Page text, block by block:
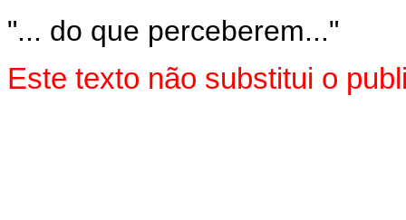
"... do que perceberem..."
Este texto não substitui o